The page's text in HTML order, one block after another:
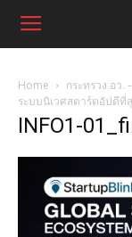
Home
กระทรวง อว.
ระบบนิเวศสตาร์ตอัปดีที่
INFO1-